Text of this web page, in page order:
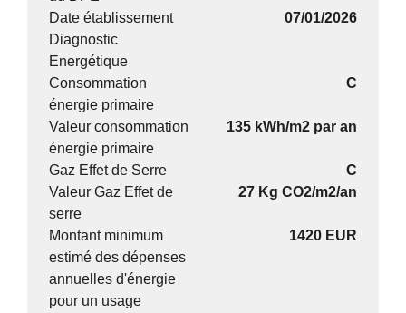
Date établissement
Diagnostic
Energétique
07/01/2026
Consommation
énergie primaire
C
Valeur consommation
énergie primaire
135 kWh/m2 par an
Gaz Effet de Serre
C
Valeur Gaz Effet de
serre
27 Kg CO2/m2/an
Montant minimum
estimé des dépenses
annuelles d'énergie
pour un usage
1420 EUR